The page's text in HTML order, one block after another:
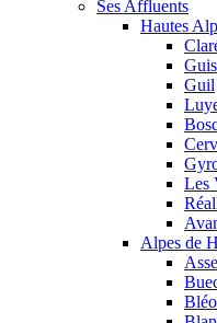
Ses Affluents
Hautes
Guil
Les
Alpes de
Asse